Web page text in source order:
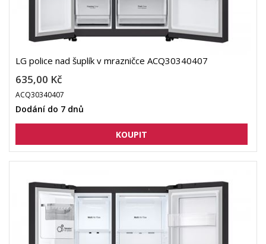
LG police nad šuplík v mrazničce ACQ30340407
635,00 Kč
ACQ30340407
Dodání do 7 dnů